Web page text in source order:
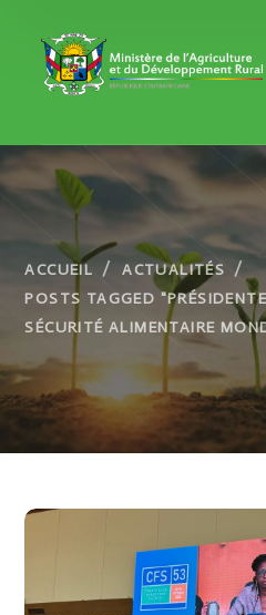
ACCUEIL
ACTUALITÉS
POSTS TAGGED
SÉCURITÉ ALIMENTAIRE